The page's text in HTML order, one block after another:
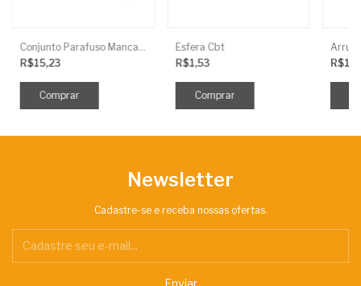
Conjunto Parafuso Mancal Niveladora 5/8X3
R$15,23
Esfera Cbt
R$1,53
Newsletter
Cadastre-se e receba nossas ofertas.